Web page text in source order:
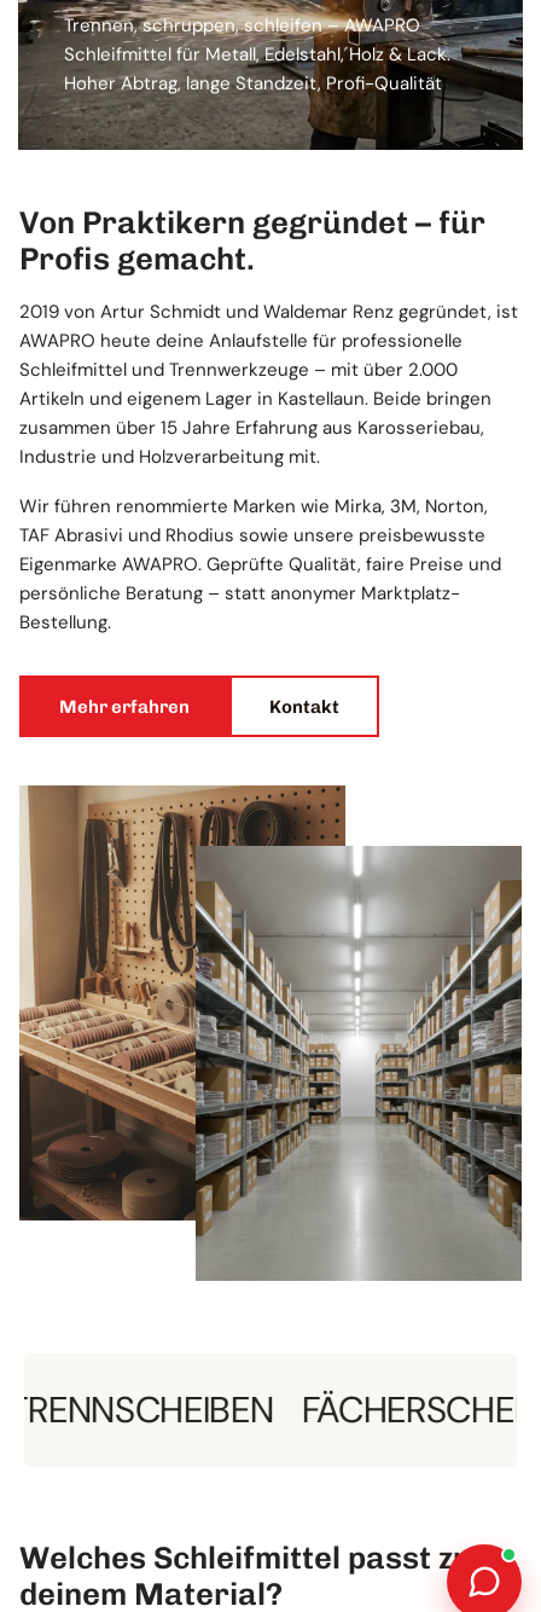
Trennen, schruppen, schleifen – AWAPRO
Schleifmittel für Metall, Edelstahl, Holz & Lack.
Hoher Abtrag, lange Standzeit, Profi-Qualität
Von Praktikern gegründet – für
Profis gemacht.
2019 von Artur Schmidt und Waldemar Renz gegründet, ist
AWAPRO heute deine Anlaufstelle für professionelle
Schleifmittel und Trennwerkzeuge – mit über 2.000
Artikeln und eigenem Lager in Kastellaun. Beide bringen
zusammen über 15 Jahre Erfahrung aus Karosseriebau,
Industrie und Holzverarbeitung mit.
Wir führen renommierte Marken wie Mirka, 3M, Norton,
TAF Abrasivi und Rhodius sowie unsere preisbewusste
Eigenmarke AWAPRO. Geprüfte Qualität, faire Preise und
persönliche Beratung – statt anonymer Marktplatz-
Bestellung.
Mehr erfahren Kontakt
FÄCHERSCHEIBEN
Welches Schleifmittel passt zu
deinem Material?